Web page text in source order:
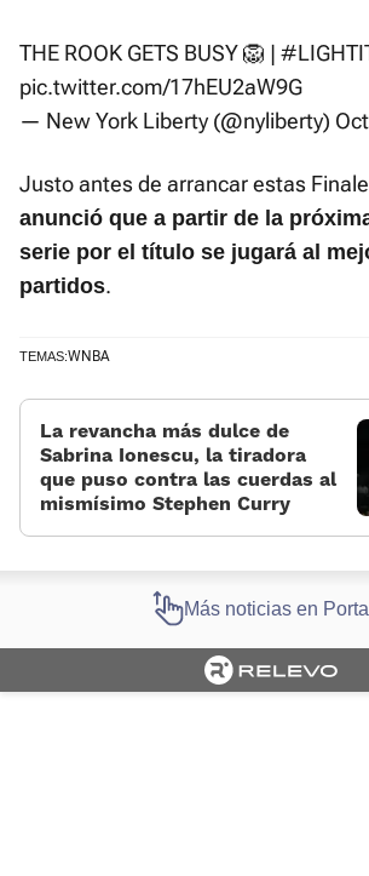
THE ROOK GETS BUSY 🦁 |
pic.twitter.com/17hEU2aW9G
— New York Liberty (@nyliberty)
Justo antes de arrancar estas
anunció que a partir de la
serie por el título se jugará al
partidos.
TEMAS:WNBA
La revancha más dulce de
Sabrina Ionescu, la tiradora
que puso contra las cuerdas al
mismísimo Stephen Curry
Más noticias en